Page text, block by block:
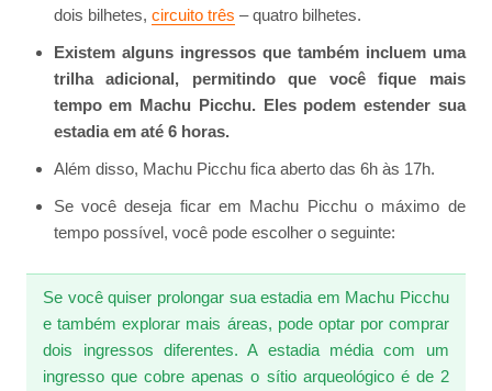
dois bilhetes, circuito três – quatro bilhetes.
Existem alguns ingressos que também incluem uma
trilha adicional, permitindo que você fique mais
tempo em Machu Picchu. Eles podem estender sua
estadia em até 6 horas.
Além disso, Machu Picchu fica aberto das 6h às 17h.
Se você deseja ficar em Machu Picchu o máximo de
tempo possível, você pode escolher o seguinte:
Se você quiser prolongar sua estadia em Machu Picchu
e também explorar mais áreas, pode optar por comprar
dois ingressos diferentes. A estadia média com um
ingresso que cobre apenas o sítio arqueológico é de 2